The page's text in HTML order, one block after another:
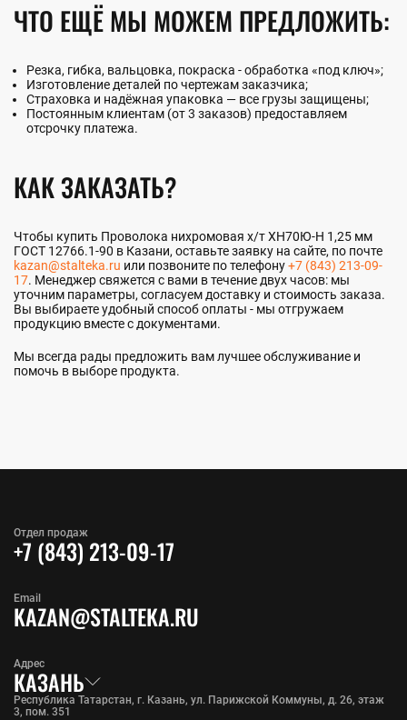
ЧТО ЕЩЁ МЫ МОЖЕМ ПРЕДЛОЖИТЬ:
Резка, гибка, вальцовка, покраска - обработка «под ключ»;
Изготовление деталей по чертежам заказчика;
Страховка и надёжная упаковка — все грузы защищены;
Постоянным клиентам (от 3 заказов) предоставляем
отсрочку платежа.
КАК ЗАКАЗАТЬ?
Чтобы купить Проволока нихромовая х/т ХН70Ю-Н 1,25 мм
ГОСТ 12766.1-90 в Казани, оставьте заявку на сайте, по почте
kazan@stalteka.ru или позвоните по телефону+7 (843) 213-09-
17. Менеджер свяжется с вами в течение двух часов: мы
уточним параметры, согласуем доставку и стоимость заказа.
Вы выбираете удобный способ оплаты - мы отгружаем
продукцию вместе с документами.
Мы всегда рады предложить вам лучшее обслуживание и
помочь в выборе продукта.
Отдел продаж
+7 (843) 213-09-17
Адрес
КАЗАНЬ
Республика Татарстан, г. Казань, ул. Парижской Коммуны, д. 26, этаж
3, пом. 351
Email
KAZAN@STALTEKA.RU